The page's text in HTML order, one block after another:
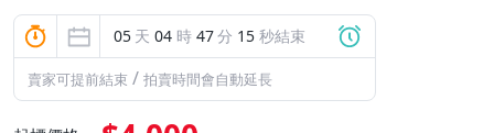
05 天 04 時 47分 14 秒結束
賣家可提前結束 / 拍賣時間會自動延長